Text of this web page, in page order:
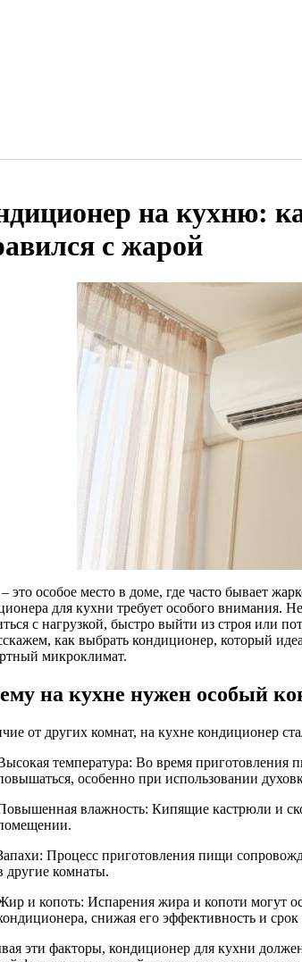
на кухню:
с жарой
это особое место в доме, где часто бывает
для кухни требует особого внимания.
с нагрузкой, быстро выйти из строя или
как выбрать кондиционер, который
микроклимат.
на кухне нужен особый
от других комнат, на кухне кондиционер
температура: Во время приготовления
особенно при использовании
влажность: Кипящие кастрюли и
Процесс приготовления пищи
другие комнаты.
и копоть: Испарения жира и копоти могут
снижая его эффективность и
эти факторы, кондиционер для кухни